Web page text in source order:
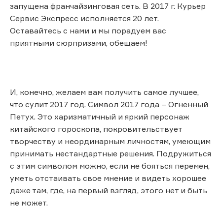
запущена франчайзинговая сеть. В 2017 г. Курьер
Сервис Экспресс исполняется 20 лет.
Оставайтесь с нами и мы порадуем вас
приятными сюрпризами, обещаем!
И, конечно, желаем вам получить самое лучшее,
что сулит 2017 год. Символ 2017 года – Огненный
Петух. Это харизматичный и яркий персонаж
китайского гороскопа, покровительствует
творчеству и неординарным личностям, умеющим
принимать нестандартные решения. Подружиться
с этим символом можно, если не бояться перемен,
уметь отстаивать свое мнение и видеть хорошее
даже там, где, на первый взгляд, этого нет и быть
не может.